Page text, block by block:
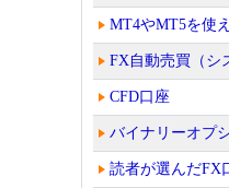
MT4やMT5を使
FX自動売買（シ
CFD口座
バイナリーオプ
読者が選んだFX